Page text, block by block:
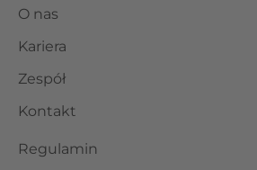
O nas
Kariera
Zespół
Kontakt
Regulamin